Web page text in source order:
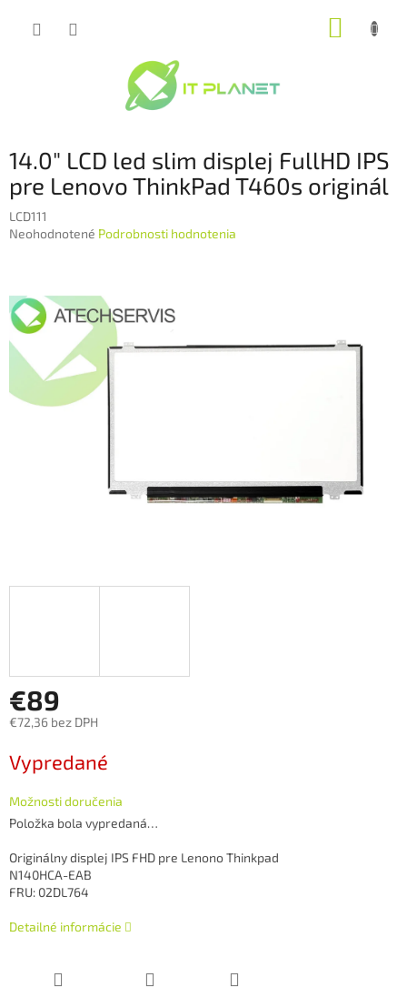
14.0" LCD led slim displej FullHD IPS
pre Lenovo ThinkPad T460s originál
LCD111
Priemerné
0,0
z
hviezdičiek.
Neohodnotené Podrobnosti hodnotenia
€89
€72,36 bez DPH
cena:
Vypredané
Možnosti doručenia
Položka bola vypredaná…
Originálny displej IPS FHD pre Lenono Thinkpad
N140HCA-EAB
FRU: 02DL764
Detailné informácie